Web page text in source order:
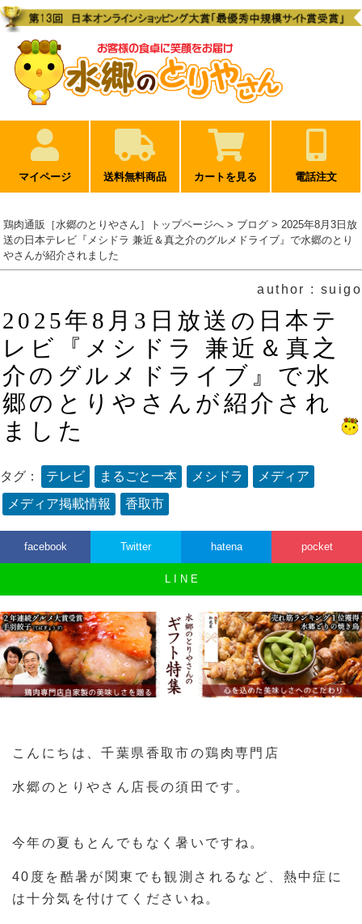
マイページ 送料無料商品 カートを見る 電話注文
鶏肉通販［水郷のとりやさん］トップページへ > ブログ > 2025年8月3日放
送の日本テレビ『メシドラ 兼近＆真之介のグルメドライブ』で水郷のとり
やさんが紹介されました
author : suigo
2025年8月3日放送の日本テ
レビ『メシドラ 兼近＆真之
介のグルメドライブ』で水
郷のとりやさんが紹介され
ました
タグ： テレビ まるごと一本 メシドラ
メディア
メディア掲載情報
香取市
facebook Twitter hatena pocket
L I N E
こんにちは、千葉県香取市の鶏肉専門店
水郷のとりやさん店長の須田です。
今年の夏もとんでもなく暑いですね。
40度を酷暑が関東でも観測されるなど、熱中症に
は十分気を付けてくださいね。